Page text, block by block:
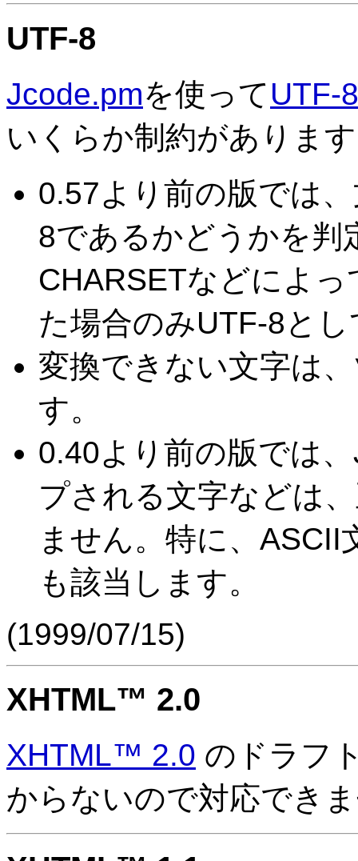
UTF-8
Jcode.pmを使ってUTF-8
いくらか制約がありま
0.57より前の版では
8であるかどうかを判
CHARSETなどによ
た場合のみUTF-8と
変換できない文字は、
す。
0.40より前の版では
プされる文字などは
ません。特に、ASCII
も該当します。
(1999/07/15)
XHTML™ 2.0
XHTML™ 2.0 のドラフ
からないので対応でき